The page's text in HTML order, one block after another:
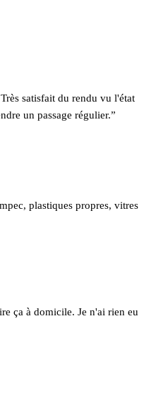
satisfait du rendu vu l'état
un passage régulier.”
plastiques propres, vitres
ça à domicile. Je n'ai rien eu